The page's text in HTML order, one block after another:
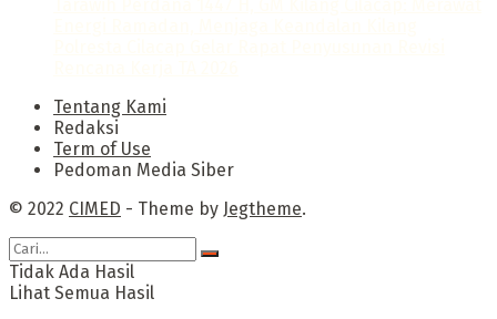
Tentang Kami
Redaksi
Term of Use
Pedoman Media Siber
© 2022 CIMED - Theme by Jegtheme.
Tidak Ada Hasil
Lihat Semua Hasil